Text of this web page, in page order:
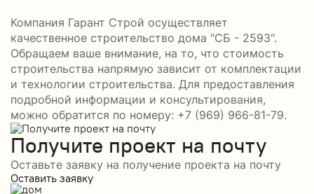
Компания Гарант Строй осуществляет
качественное строительство дома "СБ - 2593".
Обращаем ваше внимание, на то, что стоимость
строительства напрямую зависит от комплектации
и технологии строительства. Для предоставления
подробной информации и консультирования,
можно обратится по номеру: +7 (969) 966-81-79.
Получите проект на почту
Оставьте заявку на получение проекта на почту
Оставить заявку